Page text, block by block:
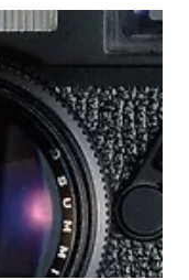
점입니다. 그리고 과정
이러한 트렌드에 대해
의 추천 도서인 '프로세
미가 생긴 배경과 장점
. 프로세스 이코노미